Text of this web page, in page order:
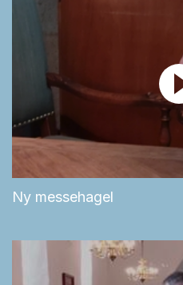
Ny messehagel